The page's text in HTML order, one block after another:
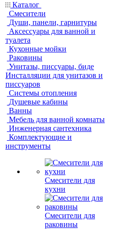
Каталог
Смесители
Души, панели, гарнитуры
Аксессуары для ванной и
туалета
Кухонные мойки
Раковины
Унитазы, писсуары, биде
Инсталляции для унитазов и
писсуаров
Системы отопления
Душевые кабины
Ванны
Мебель для ванной комнаты
Инженерная сантехника
Комплектующие и
инструменты
Смесители для
кухни
Смесители для
раковины